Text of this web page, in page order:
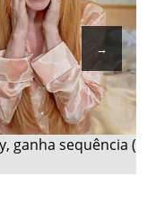
ganha sequência
→